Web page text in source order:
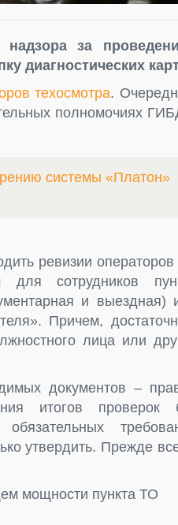
за
диагностических
техосмотра.
полномочиях
системы «Платон»
ревизии
сотрудников
и выездная)
Причем,
лица или
документов –
итогов проверок
утвердить. Прежде
мощности пункта ТО